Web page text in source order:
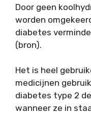
Door geen
worden
diabetes
(bron).
Het is heel
medicijnen
diabetes type 2
wanneer ze in